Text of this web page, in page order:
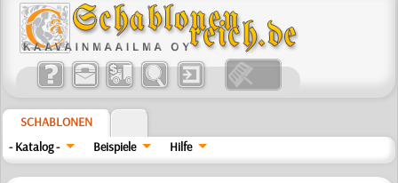
SCHABLONEN
- Katalog -
Beispiele Hilfe